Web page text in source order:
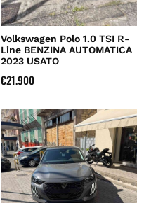
Volkswagen Polo 1.0 TSI R-
Line BENZINA AUTOMATICA
2023 USATO
€21.900